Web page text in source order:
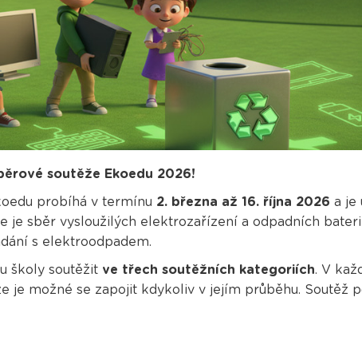
soutěže Ekoedu 2026!
probíhá v termínu 2. března až 16. října 2026 a je
je sběr vysloužilých elektrozařízení a odpadních
s elektroodpadem.
školy soutěžit ve třech soutěžních kategoriích. V
je možné se zapojit kdykoliv v jejím průběhu. Soutěž